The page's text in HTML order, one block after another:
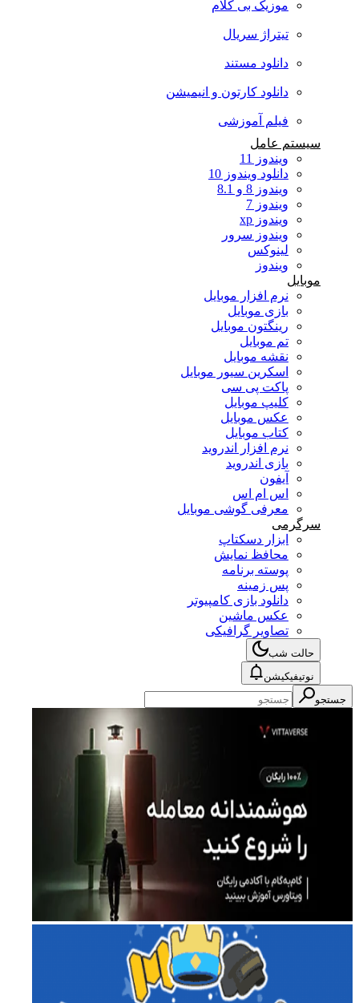
موزیک بی کلام
تیتراژ سریال
دانلود مستند
دانلود کارتون و انیمیشن
فیلم آموزشی
سیستم عامل
ویندوز 11
دانلود ویندوز 10
ویندوز 8 و 8.1
ویندوز 7
ویندوز xp
ویندوز سرور
لینوکس
ویندوز
موبایل
نرم افزار موبایل
بازی موبایل
رینگتون موبایل
تم موبایل
نقشه موبایل
اسکرین سیور موبایل
پاکت پی سی
کلیپ موبایل
عکس موبایل
کتاب موبایل
نرم افزار اندروید
بازی اندروید
آیفون
اس ام اس
معرفی گوشی موبایل
سرگرمی
ابزار دسکتاپ
محافظ نمایش
پوسته برنامه
پس زمینه
دانلود بازی کامپیوتر
عکس ماشین
تصاویر گرافیکی
حالت شب
نوتیفیکیشن
جستجو